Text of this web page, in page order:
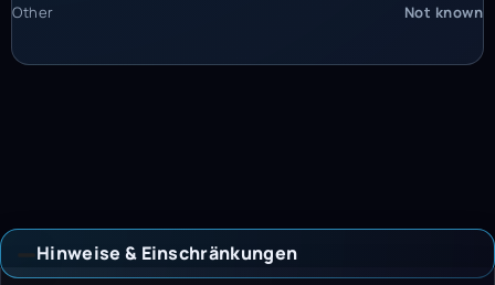
Other Not known
Hinweise & Einschränkungen